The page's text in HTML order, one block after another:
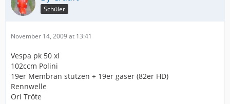
Schüler
November 14, 2009 at 13:41
Vespa pk 50 xl
102ccm Polini
19er Membran stutzen + 19er gaser (82er HD)
Rennwelle
Ori Tröte